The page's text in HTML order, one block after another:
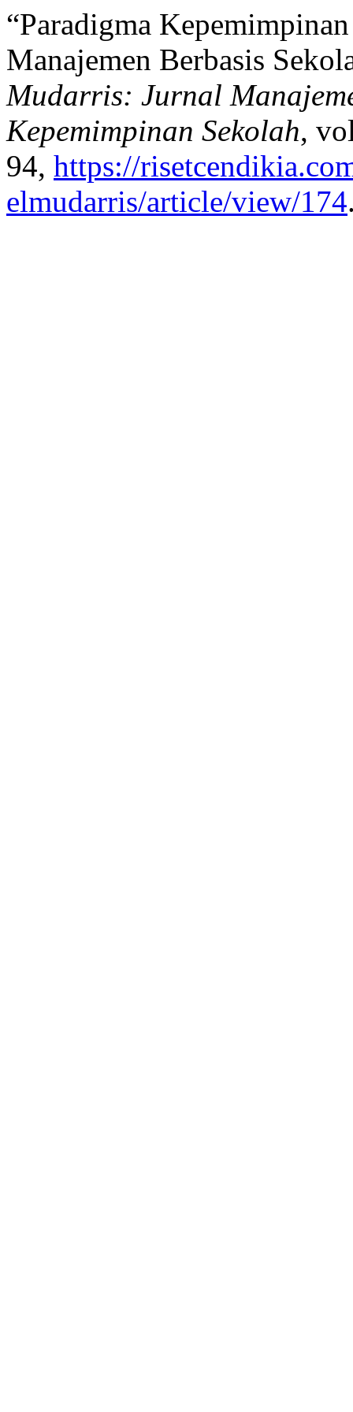
“Paradigma
Manajemen Berbasis
Mudarris: Jurnal
Kepemimpinan Sekolah,
94, https://
elmudarris/article/view/174